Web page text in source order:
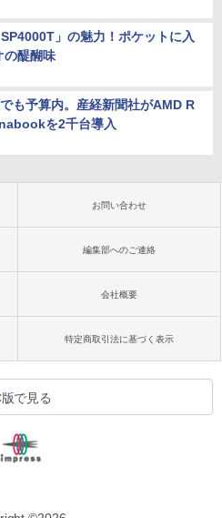
」の魅力！ポケットに入
の醍醐味
も予算内。産経新聞社がAMD R
を2千台導入
お問い合わせ
編集部へのご連絡
会社概要
特定商取引法に基づく表示
で見る